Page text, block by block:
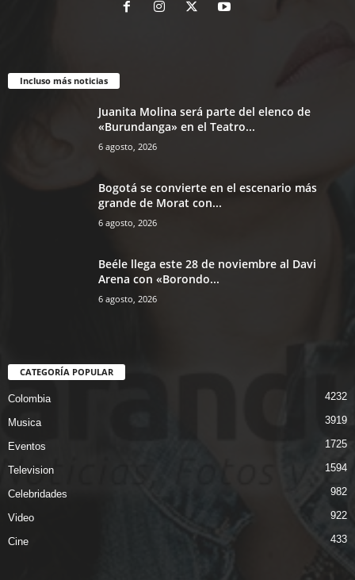
Incluso más noticias
Juanita Molina será parte del elenco de
«Burundanga» en el Teatro...
6 agosto, 2026
Bogotá se convierte en el escenario más
grande de Morat con...
6 agosto, 2026
Beéle llega este 28 de noviembre al Davi
Arena con «Borondo...
6 agosto, 2026
CATEGORÍA POPULAR
Colombia 4232
Musica 3919
Eventos 1725
Television 1594
Celebridades 982
Video 922
Cine 433